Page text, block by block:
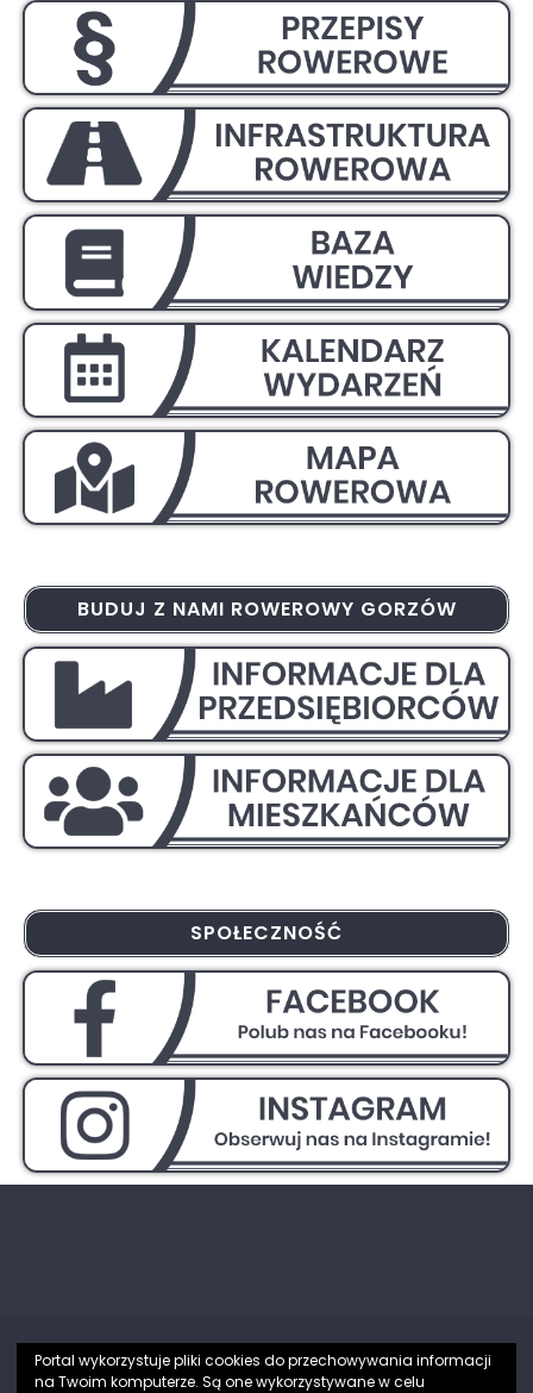
BUDUJ Z NAMI ROWEROWY GORZÓW
SPOŁECZNOŚĆ
Portal wykorzystuje pliki cookies do przechowywania informacji
na Twoim komputerze. Są one wykorzystywane w celu